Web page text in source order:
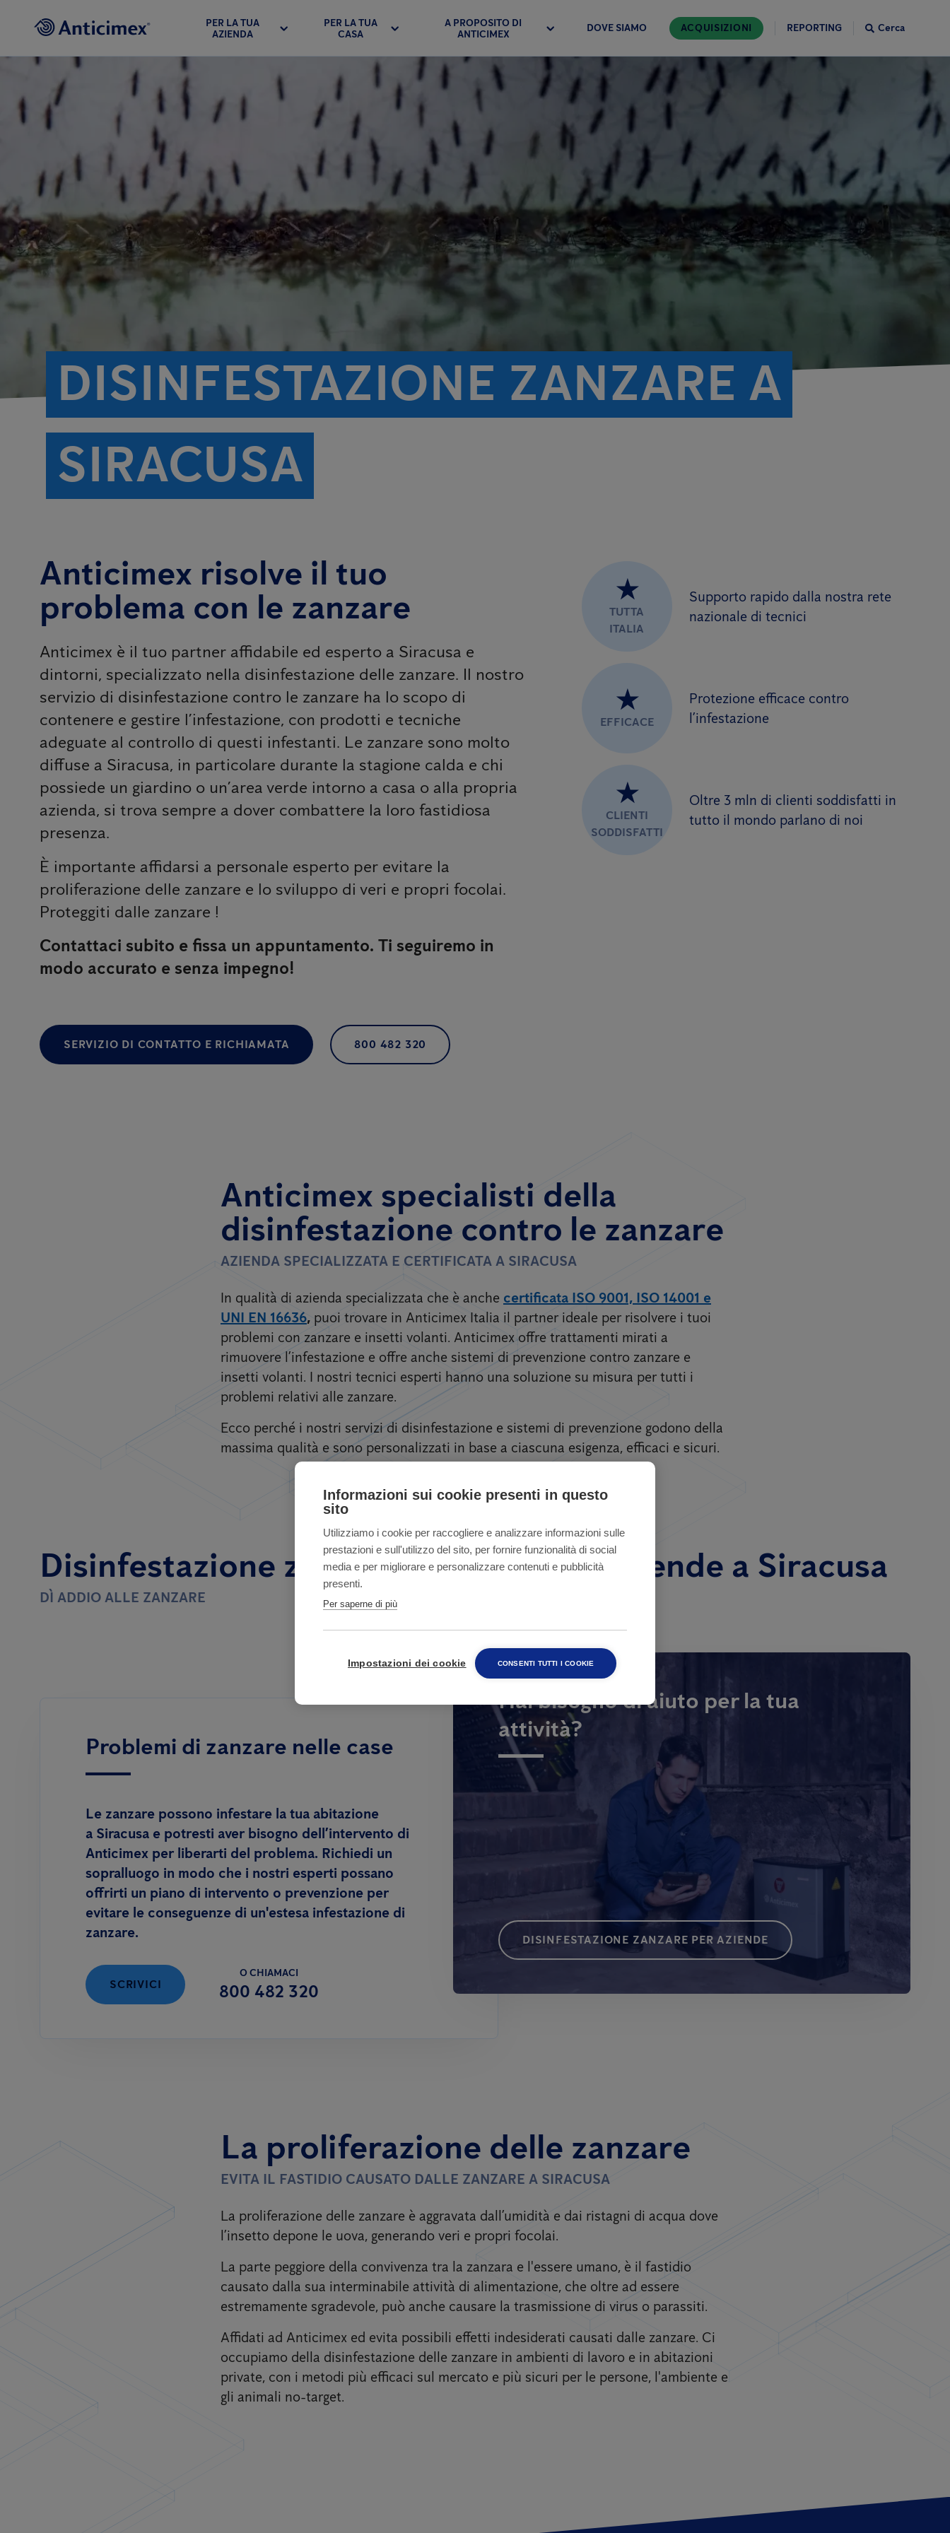
PER LA TUA
AZIENDA
PER LA TUA
CASA
A PROPOSITO DI
ANTICIMEX
DOVE SIAMO ACQUISIZIONI REPORTING Cerca
DISINFESTAZIONE ZANZARE A
SIRACUSA
Anticimex risolve il tuo
problema con le zanzare
Anticimex è il tuo partner affidabile ed esperto a Siracusa e
dintorni, specializzato nella disinfestazione delle zanzare. Il nostro
servizio di disinfestazione contro le zanzare ha lo scopo di
contenere e gestire l’infestazione, con prodotti e tecniche
adeguate al controllo di questi infestanti. Le zanzare sono molto
diffuse a Siracusa, in particolare durante la stagione calda e chi
possiede un giardino o un’area verde intorno a casa o alla propria
azienda, si trova sempre a dover combattere la loro fastidiosa
presenza.
È importante affidarsi a personale esperto per evitare la
proliferazione delle zanzare e lo sviluppo di veri e propri focolai.
Proteggiti dalle zanzare !
Contattaci subito e fissa un appuntamento. Ti seguiremo in
modo accurato e senza impegno!
SERVIZIO DI CONTATTO E RICHIAMATA 800 482 320
★
TUTTA
ITALIA
Supporto rapido dalla nostra rete
nazionale di tecnici
★
EFFICACE
Protezione efficace contro
l’infestazione
★
CLIENTI
SODDISFATTI
Oltre 3 mln di clienti soddisfatti in
tutto il mondo parlano di noi
Anticimex specialisti della
disinfestazione contro le zanzare
AZIENDA SPECIALIZZATA E CERTIFICATA A SIRACUSA
In qualità di azienda specializzata che è anche certificata ISO 9001, ISO 14001 e
UNI EN 16636, puoi trovare in Anticimex Italia il partner ideale per risolvere i tuoi
problemi con zanzare e insetti volanti. Anticimex offre trattamenti mirati a
rimuovere l’infestazione e offre anche sistemi di prevenzione contro zanzare e
insetti volanti. I nostri tecnici esperti hanno una soluzione su misura per tutti i
problemi relativi alle zanzare.
Ecco perché i nostri servizi di disinfestazione e sistemi di prevenzione godono della
massima qualità e sono personalizzati in base a ciascuna esigenza, efficaci e sicuri.
Disinfestazione zanzare per privati ​​e aziende a Siracusa
DÌ ADDIO ALLE ZANZARE
Problemi di zanzare nelle case
Le zanzare possono infestare la tua abitazione
a Siracusa e potresti aver bisogno dell’intervento di
Anticimex per liberarti del problema. Richiedi un
sopralluogo in modo che i nostri esperti possano
offrirti un piano di intervento o prevenzione per
evitare le conseguenze di un'estesa infestazione di
zanzare.
SCRIVICI
O CHIAMACI
800 482 320
Hai bisogno di aiuto per la tua
attività?
DISINFESTAZIONE ZANZARE PER AZIENDE
La proliferazione delle zanzare
EVITA IL FASTIDIO CAUSATO DALLE ZANZARE A SIRACUSA
La proliferazione delle zanzare è aggravata dall’umidità e dai ristagni di acqua dove
l’insetto depone le uova, generando veri e propri focolai.
La parte peggiore della convivenza tra la zanzara e l'essere umano, è il fastidio
causato dalla sua interminabile attività di alimentazione, che oltre ad essere
estremamente sgradevole, può anche causare la trasmissione di virus o parassiti.
Affidati ad Anticimex ed evita possibili effetti indesiderati causati dalle zanzare. Ci
occupiamo della disinfestazione delle zanzare in ambienti di lavoro e in abitazioni
private, con i metodi più efficaci sul mercato e più sicuri per le persone, l'ambiente e
gli animali no-target.
Informazioni sui cookie presenti in questo
sito
Utilizziamo i cookie per raccogliere e analizzare informazioni sulle
prestazioni e sull'utilizzo del sito, per fornire funzionalità di social
media e per migliorare e personalizzare contenuti e pubblicità
presenti.
Per saperne di più
Impostazioni dei cookie CONSENTI TUTTI I COOKIE